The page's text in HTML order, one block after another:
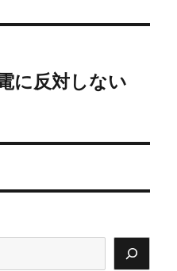
に反対しない